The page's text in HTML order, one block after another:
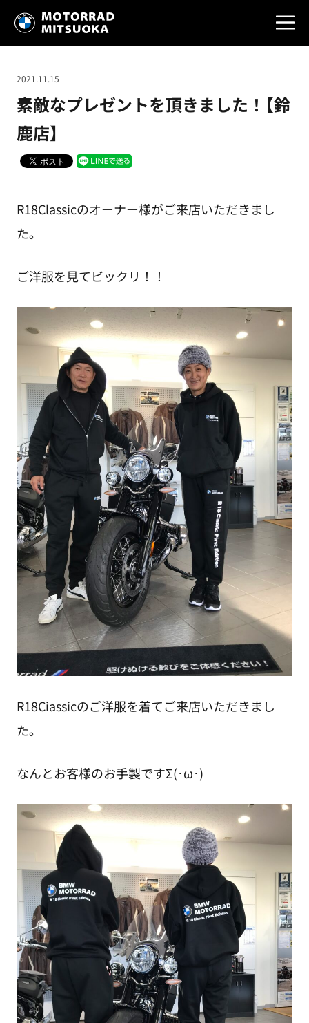
素敵なプレゼントを頂きました！【鈴
鹿店】
2021.11.15
R18Classicのオーナー様がご来店いただきまし
た。
ご洋服を見てビックリ！！
R18Ciassicのご洋服を着てご来店いただきまし
た。
なんとお客様のお手製ですΣ(･ω･)